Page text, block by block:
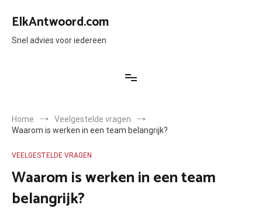
naar
inhoud
ElkAntwoord.com
Snel advies voor iedereen
Home
Veelgestelde vragen
Waarom is werken in een team belangrijk?
VEELGESTELDE VRAGEN
Waarom is werken in een team
belangrijk?